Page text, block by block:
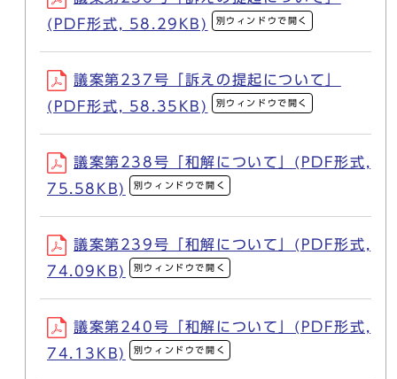
(PDF形式, 58.29KB)
別ウィンドウで開く
議案第237号「訴えの提起について」
(PDF形式, 58.35KB)
別ウィンドウで開く
議案第238号「和解について」(PDF形式,
75.58KB)
別ウィンドウで開く
議案第239号「和解について」(PDF形式,
74.09KB)
別ウィンドウで開く
議案第240号「和解について」(PDF形式,
74.13KB)
別ウィンドウで開く